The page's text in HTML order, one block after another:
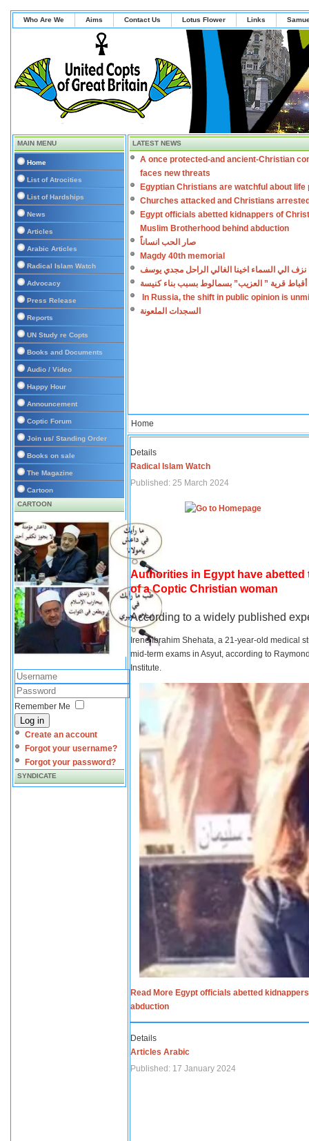
Who Are We Aims Contact Us Lotus Flower Links
MAIN MENU
Home
List of Atrocities
List of Hardships
News
Articles
Arabic Articles
Radical Islam Watch
Advocacy
Press Release
Reports
UN Study re Copts
Books and Documents
Audio / Video
Happy Hour
Announcement
Coptic Forum
Join us/ Standing Order
Books on sale
The Magazine
Cartoon
CARTOON
Remember Me
Log in
Create an account
Forgot your username?
Forgot your password?
SYNDICATE
LATEST NEWS
A once protected-and ancient-Christian
faces new threats
Egyptian Christians are watchful about life
Churches attacked and Christians
Egypt officials abetted kidnappers of
Muslim Brotherhood behind abduction
صار الحب انساناً
Magdy 40th memorial
نزف الي السماء اخينا الغالي الراحل مجدي يوسف
أقباط قرية ” العزيب” بسمالوط بسبب بناء كنيسة
In Russia, the shift in public opinion is
السجدات الملعونة
Home
Details
Radical Islam Watch
Published: 25 March 2024
Authorities in Egypt have
of a Coptic Christian woman
According to a widely published
Irene Ibrahim Shehata, a 21-year-old medical
mid-term exams in Asyut, according to
Institute.
Read More Egypt officials abetted
abduction
Details
Articles Arabic
Published: 17 January 2024